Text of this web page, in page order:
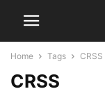
Home Tags CRSS
CRSS